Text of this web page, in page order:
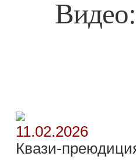
11.02.2026
Квази-